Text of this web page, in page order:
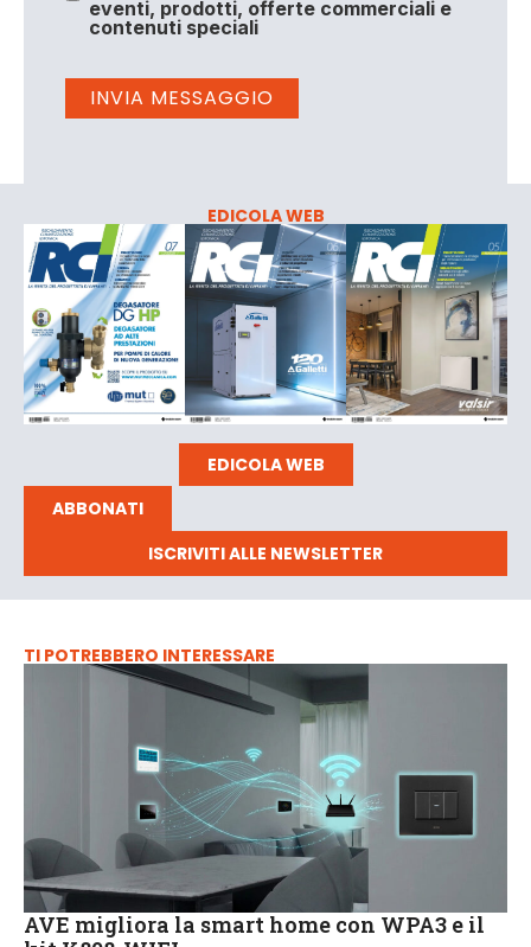
eventi, prodotti, offerte commerciali e
contenuti speciali
EDICOLA WEB
EDICOLA WEB
ABBONATI
ISCRIVITI ALLE NEWSLETTER
TI POTREBBERO INTERESSARE
AVE migliora la smart home con WPA3 e il